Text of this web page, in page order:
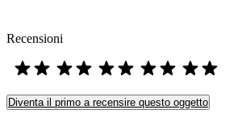
Recensioni
Diventa il primo a recensire questo oggetto